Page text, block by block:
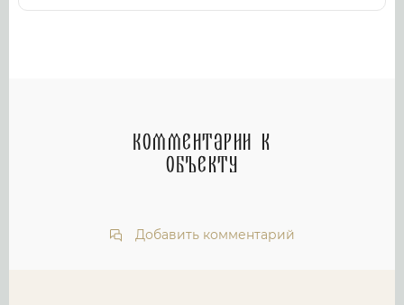
Комментарии к
объекту
Добавить комментарий